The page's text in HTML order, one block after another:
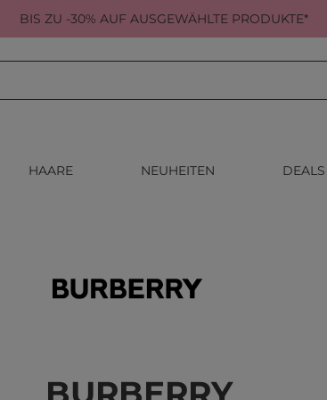
BIS ZU -30% AUF AUSGEWÄHLTE PRODUKTE*
HAARE NEUHEITEN DEALS